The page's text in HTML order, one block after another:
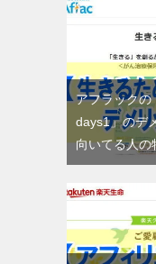
アフラックの
days1」のデ
向いてる人の